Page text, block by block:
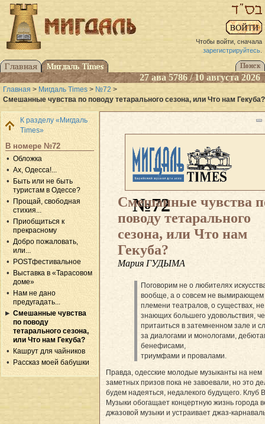
Чтобы войти, сначала
зарегистрируйтесь.
27 ава 5786 / 10 августа 2026
Главная > Мигдаль Times > №72 >
Смешанные чувства по поводу тетарального сезона, или Что нам Гекуба?
К разделу «Мигдаль
Times»
В номере №72
Обложка
Ах, Одесса!...
Быть или не быть
туристам в Одессе?
Прощай, свободная
стихия...
Приобщиться к
прекрасному
Добро пожаловать,
или...
POSTфестивальное
Выставка в «Тарасовом
доме»
Нам не дано
предугадать...
Смешанные чувства
по поводу
тетарального сезона,
или Что нам Гекуба?
Кашрут для чайников
Рассказ моей бабушки
№72
Смешанные чувства
поводу тетарального
сезона, или Что нам
Гекуба?
Мария ГУДЫМА
Поговорим не о любителях
вообще, а о совсем не вымирающем
племени театралов, о существах, не
знающих большего удовольствия,
притаиться в затемненном зале и
за диалогами и монологами,
бенефисами,
триумфами и провалами.
Правда, одесские молодые музыканты на нем
заметных призов пока не завоевали, но это
будем надеяться, недалекого будущего. Клуб
Музыки обогащает концертную жизнь города
джазовой музыки и устраивает джаз-